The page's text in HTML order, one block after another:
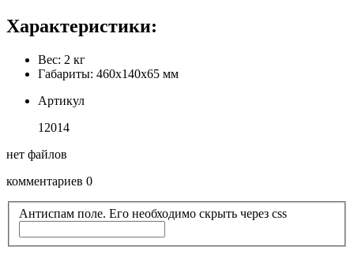
Характеристики:
Вес: 2 кг
Габариты: 460х140х65 мм
Артикул
12014
нет файлов
комментариев 0
Антиспам поле. Его необходимо скрыть через css